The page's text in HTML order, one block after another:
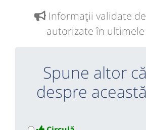
Informaţii validate
autorizate în ultimele
Spune altor
despre